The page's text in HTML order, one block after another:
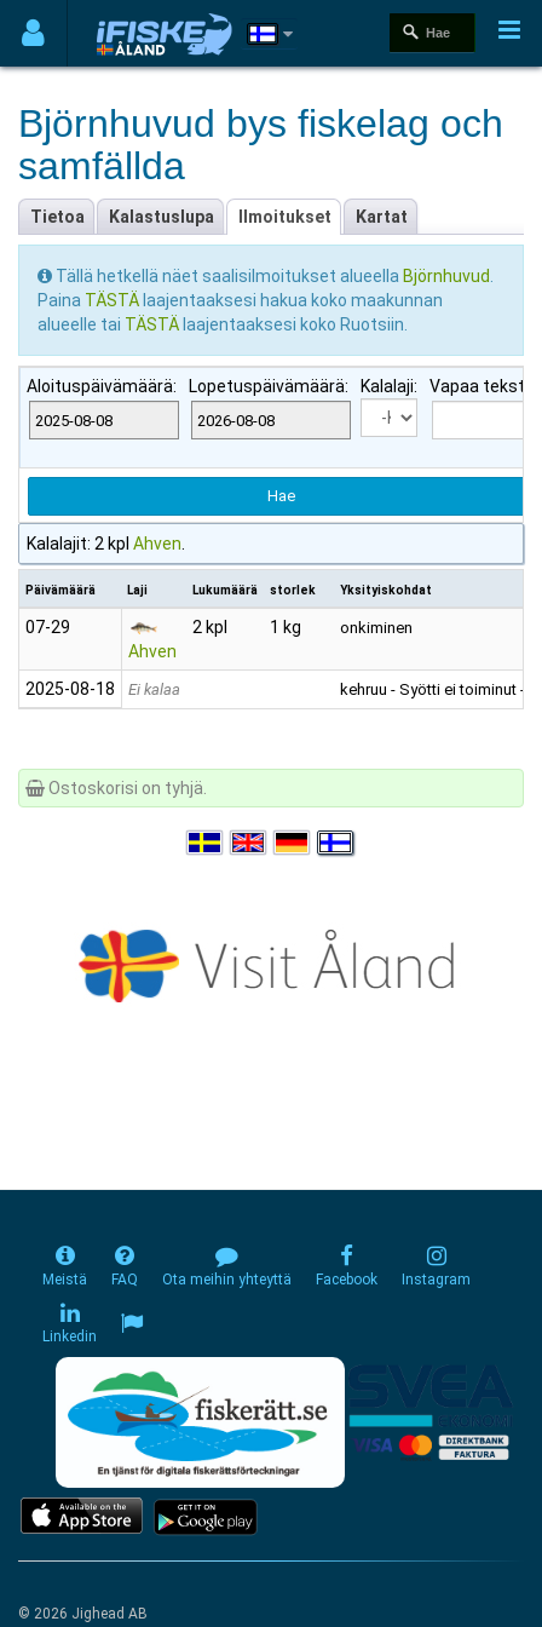
Björnhuvud bys fiskelag och
samfällda
Tietoa Kalastuslupa Ilmoitukset Kartat
Tällä hetkellä näet saalisilmoitukset alueella Björnhuvud
Paina TÄSTÄ laajentaaksesi hakua koko maakunnan
alueelle tai TÄSTÄ laajentaaksesi koko Ruotsiin.
Aloituspäivämäärä: Lopetuspäivämäärä: Kalalaji: Vapaa teksti:
Kalalajit: 2 kpl Ahven
Päivämäärä Laji Lukumäärä storlek Yksityiskohdat
07‑29
Ahven
2 kpl 1 kg onkiminen
2025‑08‑18 Ei kalaa kehruu - Syötti ei toiminut -
Ostoskorisi on tyhjä.
Meistä FAQ Ota meihin yhteyttä Facebook Instagram
Linkedin
© 2026 Jighead AB